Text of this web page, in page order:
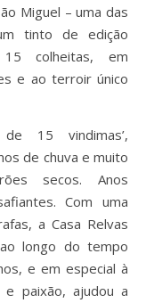
Miguel – uma das
tinto de edição
colheitas, em
e ao terroir único
15 vindimas’,
de chuva e muito
secos. Anos
Com uma
a Casa Relvas
longo do tempo
e em especial à
paixão, ajudou a